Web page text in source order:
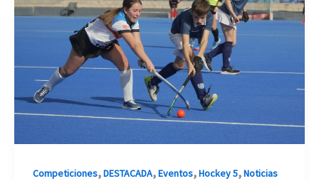
Competiciones,DESTACADA,Eventos,Hockey 5,Noticias